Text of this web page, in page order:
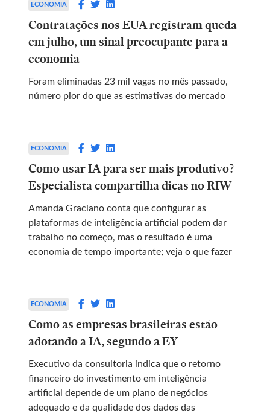
ECONOMIA
Contratações nos EUA registram queda
em julho, um sinal preocupante para a
economia
Foram eliminadas 23 mil vagas no mês passado,
número pior do que as estimativas do mercado
ECONOMIA
Como usar IA para ser mais produtivo?
Especialista compartilha dicas no RIW
Amanda Graciano conta que configurar as
plataformas de inteligência artificial podem dar
trabalho no começo, mas o resultado é uma
economia de tempo importante; veja o que fazer
ECONOMIA
Como as empresas brasileiras estão
adotando a IA, segundo a EY
Executivo da consultoria indica que o retorno
financeiro do investimento em inteligência
artificial depende de um plano de negócios
adequado e da qualidade dos dados das